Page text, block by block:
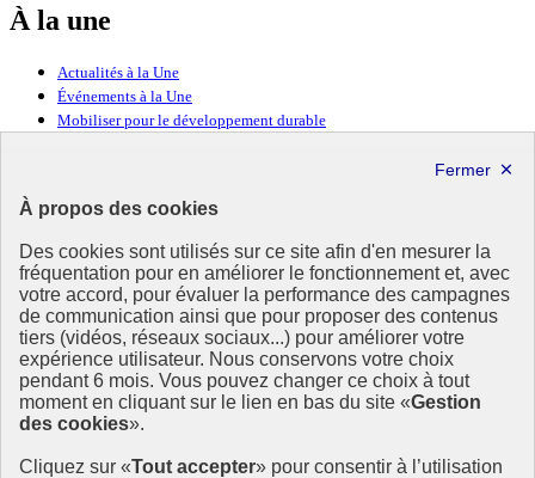
À propos des cookies
Des cookies sont utilisés sur ce site afin d'en mesurer la
fréquentation pour en améliorer le fonctionnement et, avec
votre accord, pour évaluer la performance des campagnes
de communication ainsi que pour proposer des contenus
tiers (vidéos, réseaux sociaux...) pour améliorer votre
expérience utilisateur. Nous conservons votre choix
pendant 6 mois. Vous pouvez changer ce choix à tout
moment en cliquant sur le lien en bas du site «Gestion
des cookies».
Cliquez sur «Tout accepter» pour consentir à l’utilisation
À la une
Actualités à la Une
Événements à la Une
Mobiliser pour le développement durable
Ressources
Ressources
La Méth’ODD
Gouvernement
Ce site propose l’information de référence concernant l’Agenda
2030 et la feuille de route de la France. Il valorise la mobilisation de
tous les acteurs.
info.gouv.fr- ouvre une nouvelle fenêtre